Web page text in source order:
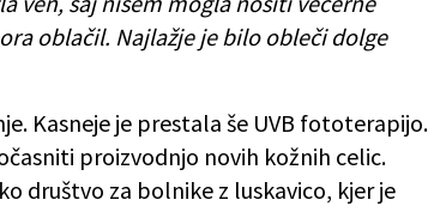
oblačil. Najlažje je bilo obleči dolge
Kasneje je prestala še UVB fototerapijo.
proizvodnjo novih kožnih celic.
društvo za bolnike z luskavico, kjer je